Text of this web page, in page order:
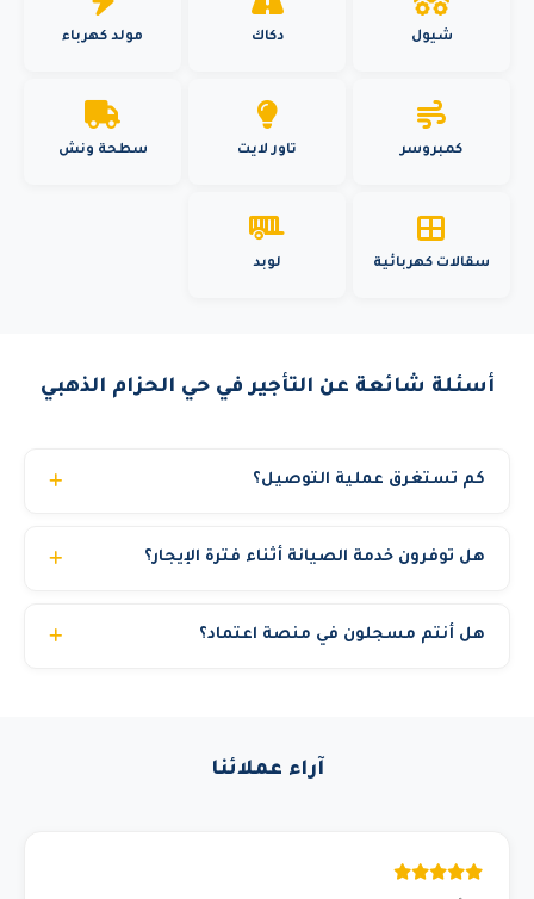
شيول دكاك مولد كهرباء
كمبروسر تاور لايت سطحة ونش
سقالات كهربائية لوبد
أسئلة شائعة عن التأجير في حي الحزام الذهبي
كم تستغرق عملية التوصيل؟
ساعة للتوصيل بين المدن. نعمل على مدار الساعة 24/7 لضمان
هل توفرون خدمة الصيانة أثناء فترة الإيجار؟
حالة أي عطل، نوفر بديل فوري خلال ساعات لضمان عدم توقف
هل أنتم مسجلون في منصة اعتماد؟
المضافة. مؤهلون للعمل في المشاريع الحكومية والمناقصات.
آراء عملائنا